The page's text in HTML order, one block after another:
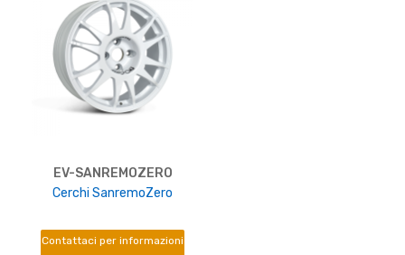
EV-SANREMOZERO
Cerchi SanremoZero
Contattaci per informazioni